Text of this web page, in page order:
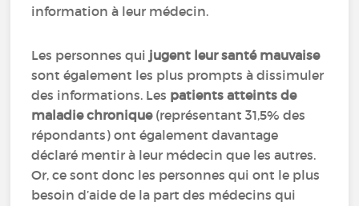
information à leur médecin.
Les personnes qui jugent leur santé mauvaise
sont également les plus prompts à dissimuler
des informations. Les patients atteints de
maladie chronique (représentant 31,5% des
répondants) ont également davantage
déclaré mentir à leur médecin que les autres.
Or, ce sont donc les personnes qui ont le plus
besoin d’aide de la part des médecins qui